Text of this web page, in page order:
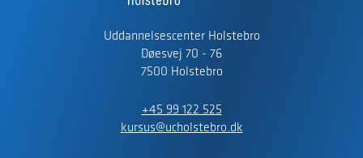
Uddannelsescenter Holstebro
Døesvej 70 - 76
7500 Holstebro
+45 99 122 525
kursus@ucholstebro.dk